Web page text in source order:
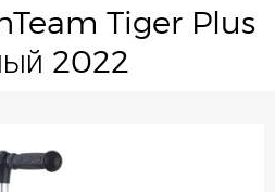
Tiger Plus
2022